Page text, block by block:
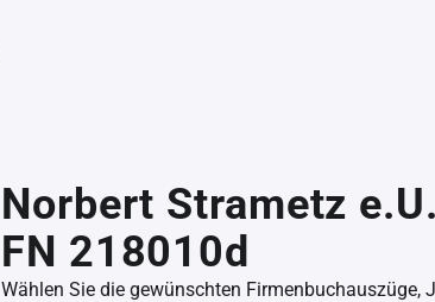
Norbert Strametz
FN 218010d
Wählen Sie die gewünschten Firmenbuchauszüge,